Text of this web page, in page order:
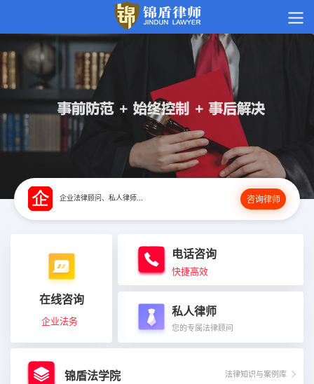
咨询律师
企业法律顾问、私人律师...
在线咨询
企业法务
电话咨询
快捷高效
私人律师
您的专属法律顾问
锦盾法学院 法律知识与案例库